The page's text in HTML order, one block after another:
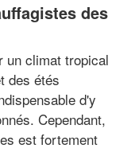
des
un climat tropical
des étés
d'y
Cependant,
est fortement